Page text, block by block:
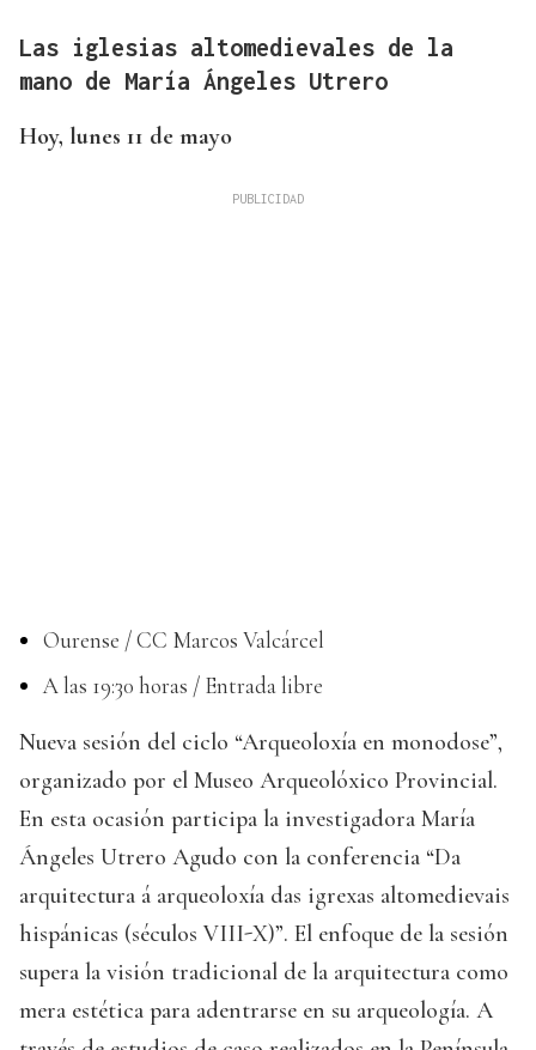
Las iglesias altomedievales de la
mano de María Ángeles Utrero
Hoy, lunes 11 de mayo
Ourense / CC Marcos Valcárcel
A las 19:30 horas / Entrada libre
Nueva sesión del ciclo “Arqueoloxía en monodose”,
organizado por el Museo Arqueolóxico Provincial.
En esta ocasión participa la investigadora María
Ángeles Utrero Agudo con la conferencia “Da
arquitectura á arqueoloxía das igrexas altomedievais
hispánicas (séculos VIII-X)”. El enfoque de la sesión
supera la visión tradicional de la arquitectura como
mera estética para adentrarse en su arqueología. A